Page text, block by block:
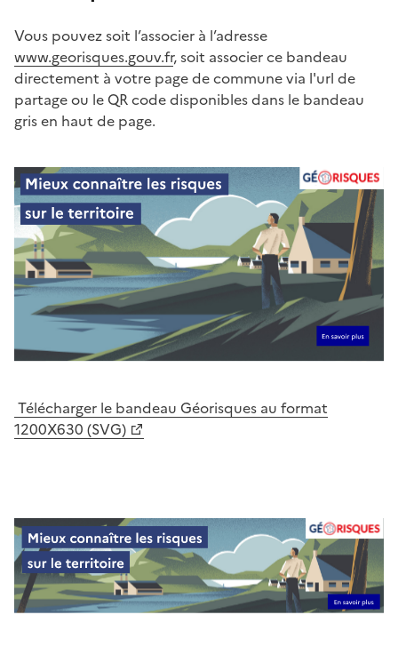
Vous pouvez soit l’associer à l’adresse
www.georisques.gouv.fr, soit associer ce bandeau
directement à votre page de commune via l'url de
partage ou le QR code disponibles dans le bandeau
gris en haut de page.
Télécharger le bandeau Géorisques au format
1200X630 (SVG)